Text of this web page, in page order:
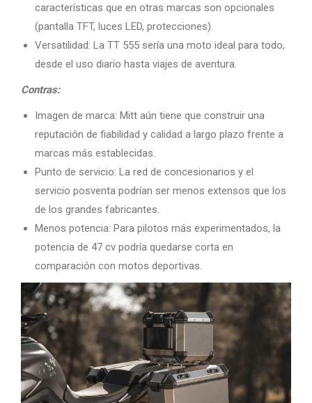
características que en otras marcas son opcionales
(pantalla TFT, luces LED, protecciones).
Versatilidad: La TT 555 sería una moto ideal para todo,
desde el uso diario hasta viajes de aventura.
Contras:
Imagen de marca: Mitt aún tiene que construir una
reputación de fiabilidad y calidad a largo plazo frente a
marcas más establecidas.
Punto de servicio: La red de concesionarios y el
servicio posventa podrían ser menos extensos que los
de los grandes fabricantes.
Menos potencia: Para pilotos más experimentados, la
potencia de 47 cv podría quedarse corta en
comparación con motos deportivas.